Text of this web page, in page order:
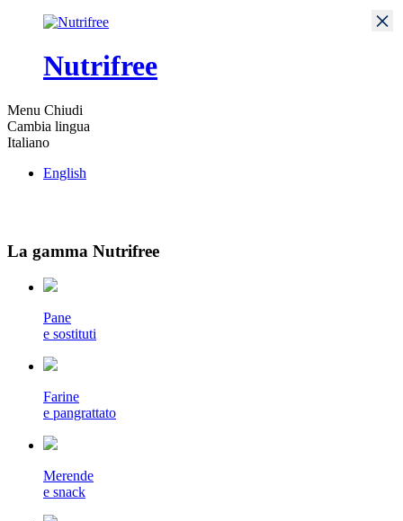
Nutrifree
Menu Chiudi
Cambia lingua
Italiano
English
La gamma Nutrifree
Pane
e sostituti
Farine
e pangrattato
Merende
e snack
×